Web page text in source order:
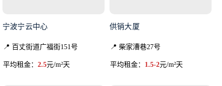
宁波宁云中心
📍 百丈街道广福街151号
平均租金： 2.5元/m²天
供销大厦
📍 柴家漕巷27号
平均租金： 1.5-2元/m²天